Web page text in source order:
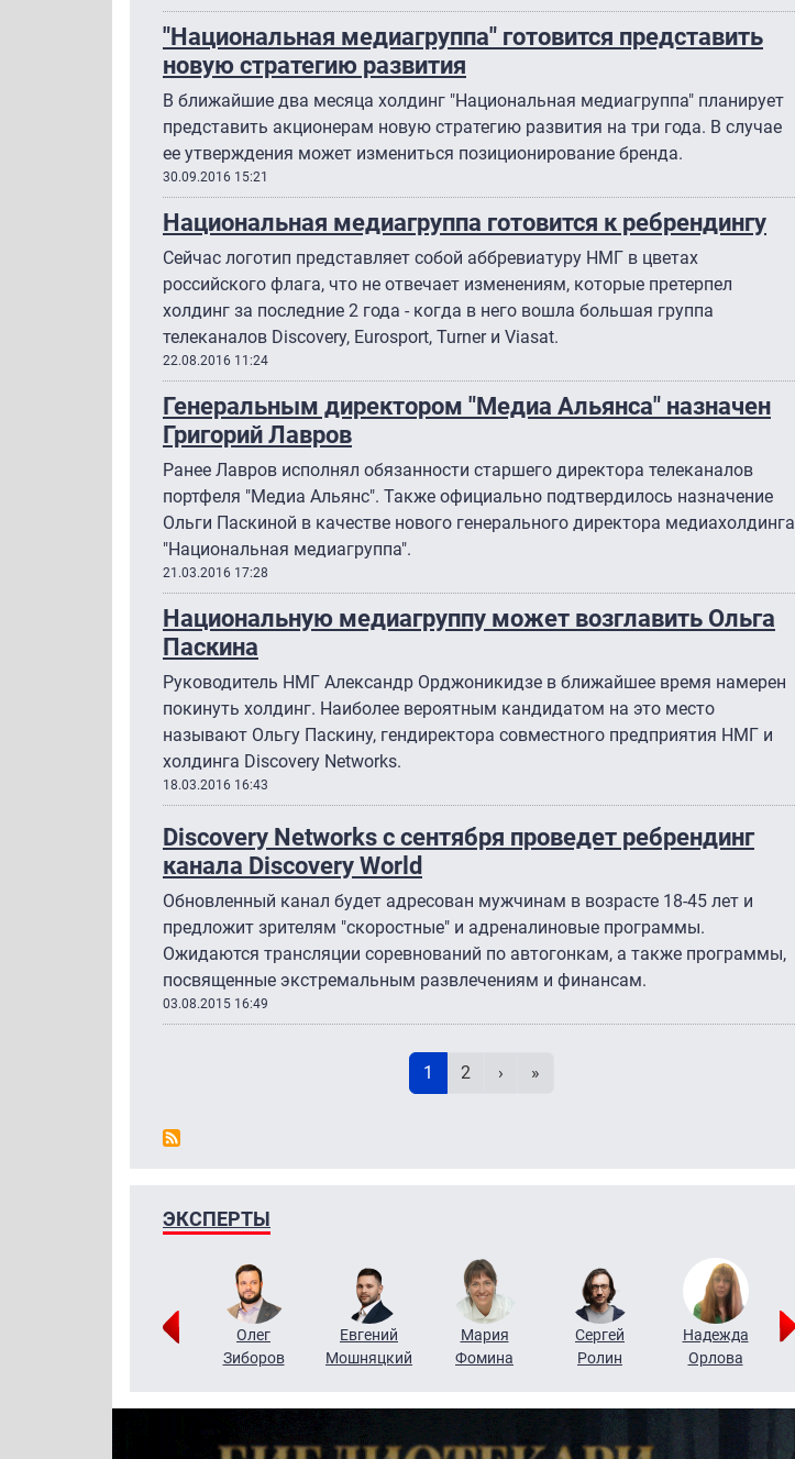
"Национальная медиагруппа" готовится представить
новую стратегию развития
В ближайшие два месяца холдинг "Национальная медиагруппа" планирует
представить акционерам новую стратегию развития на три года. В случае
ее утверждения может измениться позиционирование бренда.
30.09.2016 15:21
Национальная медиагруппа готовится к ребрендингу
Сейчас логотип представляет собой аббревиатуру НМГ в цветах
российского флага, что не отвечает изменениям, которые претерпел
холдинг за последние 2 года - когда в него вошла большая группа
телеканалов Discovery, Eurosport, Turner и Viasat.
22.08.2016 11:24
Генеральным директором "Медиа Альянса" назначен
Григорий Лавров
Ранее Лавров исполнял обязанности старшего директора телеканалов
портфеля "Медиа Альянс". Также официально подтвердилось назначение
Ольги Паскиной в качестве нового генерального директора медиахолдинга
"Национальная медиагруппа".
21.03.2016 17:28
Национальную медиагруппу может возглавить Ольга
Паскина
Руководитель НМГ Александр Орджоникидзе в ближайшее время намерен
покинуть холдинг. Наиболее вероятным кандидатом на это место
называют Ольгу Паскину, гендиректора совместного предприятия НМГ и
холдинга Discovery Networks.
18.03.2016 16:43
Discovery Networks с сентября проведет ребрендинг
канала Discovery World
Обновленный канал будет адресован мужчинам в возрасте 18-45 лет и
предложит зрителям "скоростные" и адреналиновые программы.
Ожидаются трансляции соревнований по автогонкам, а также программы,
посвященные экстремальным развлечениям и финансам.
03.08.2015 16:49
Текущая страница
1 Page
2 Следующая страница
› Последняя страница
»
ЭКСПЕРТЫ
Григорий
Олег
Зиборов
Евгений
Мошняцкий
Мария
Фомина
Сергей
Ролин
Надежда
Орлова